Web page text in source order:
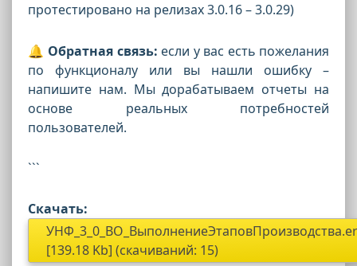
протестировано на релизах 3.0.16 – 3.0.29)
🔔 Обратная связь: если у вас есть пожелания
по функционалу или вы нашли ошибку –
напишите нам. Мы дорабатываем отчеты на
основе реальных потребностей
пользователей.
```
Скачать:
[139.18 Kb] (cкачиваний: 15)